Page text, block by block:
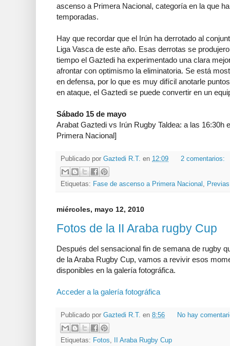
ascenso a Primera Nacional, categoría en la que
temporadas.
Hay que recordar que el Irún ha derrotado al
Liga Vasca de este año. Esas derrotas se
tiempo el Gaztedi ha experimentado una clara
afrontar con optimismo la eliminatoria. Se está
en defensa, por lo que es muy difícil anotarle
en ataque, el Gaztedi se puede convertir en un
Sábado 15 de mayo
Arabat Gaztedi vs Irún Rugby Taldea: a las 16:30h
Primera Nacional]
Publicado por Gaztedi R.T. en 12:09 2 comentarios:
Etiquetas: Fase de ascenso a Primera Nacional
miércoles, mayo 12, 2010
Fotos de la II Araba rugby Cup
Después del sensacional fin de semana de rugby
de la Araba Rugby Cup, vamos a revivir esos
disponibles en la galería fotográfica.
Acceder a la galería fotográfica
Publicado por Gaztedi R.T. en 8:56 No hay
Etiquetas: Fotos, II Araba Rugby Cup